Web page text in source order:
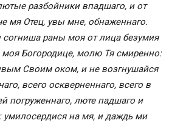
грехов
о неустанной помощи
Богородице
разбойники впадшаго, и от
мя Отец, увы мне, обнаженнаго.
раны моя от лица безумия
Богородице, молю Тя смиренно:
Своим оком, и не возгнушайся
всего оскверненнаго, всего в
погруженнаго, люте падшаго и
умилосердися на мя, и даждь ми